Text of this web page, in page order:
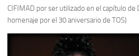
CIFIMAD por ser utilizado en el capítulo de
homenaje por el 30 aniversario de TOS)